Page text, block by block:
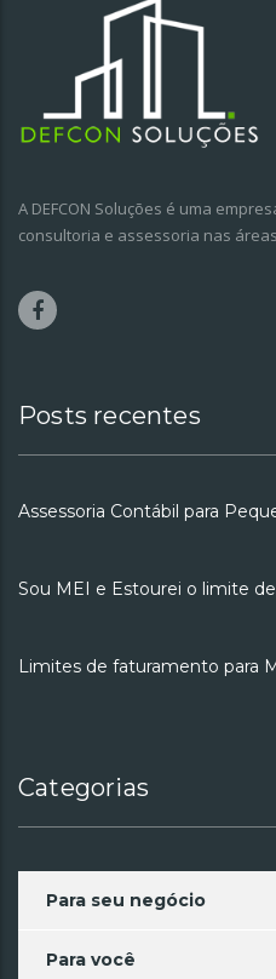
A DEFCON Soluções é uma
consultoria e assessoria nas
Posts recentes
Assessoria Contábil para
Sou MEI e Estourei o limite
Limites de faturamento para
Categorias
Para seu negócio
Para você